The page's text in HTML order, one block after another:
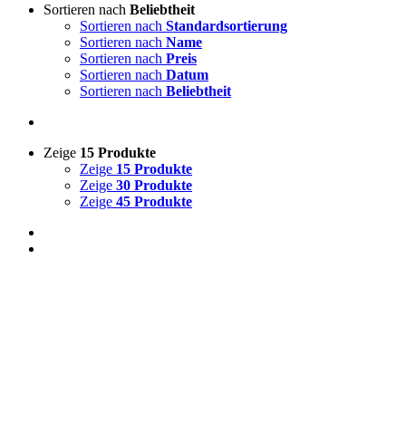
Sortieren nach Beliebtheit
Sortieren nach Standardsortierung
Sortieren nach Name
Sortieren nach Preis
Sortieren nach Datum
Sortieren nach Beliebtheit
Zeige 15 Produkte
Zeige 15 Produkte
Zeige 30 Produkte
Zeige 45 Produkte